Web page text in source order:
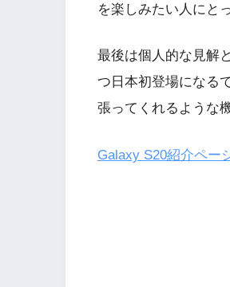
を楽しみたい人にと
最後は個人的な見解
つ日本初登場になる
張ってくれるような
Galaxy S20紹介ペー